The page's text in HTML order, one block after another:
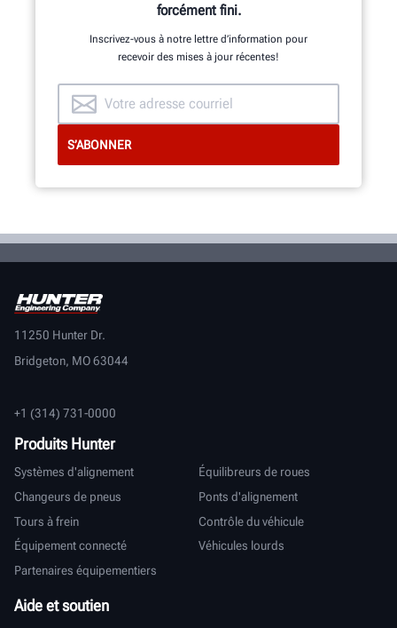
forcément fini.
Inscrivez-vous à notre lettre d’information pour
recevoir des mises à jour récentes!
11250 Hunter Dr.
Bridgeton, MO 63044
+1 (314) 731-0000
Produits Hunter
Systèmes d'alignement
Équilibreurs de roues
Changeurs de pneus
Ponts d'alignement
Tours à frein
Contrôle du véhicule
Équipement connecté
Véhicules lourds
Partenaires équipementiers
Aide et soutien